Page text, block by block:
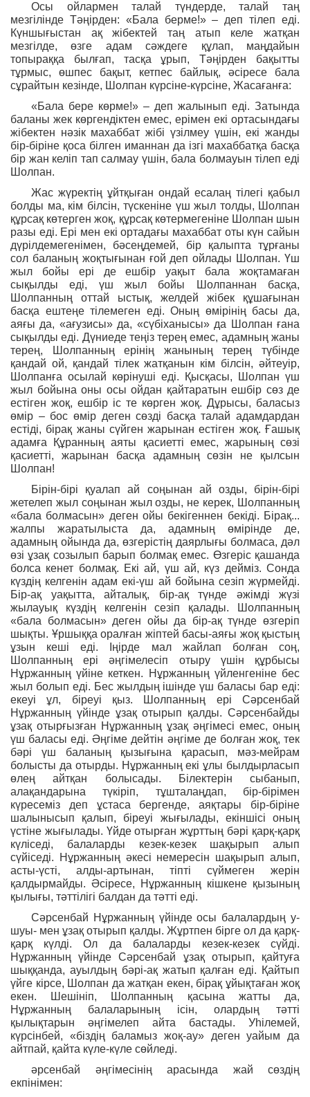
Осы ойлармен талай түндерде, талай таң
мезгілінде Тәңірден: «Бала берме!» – деп тілеп еді.
Күншығыстан ақ жібектей таң атып келе жатқан
мезгілде, өзге адам сәждеге құлап, маңдайын
топыраққа былғап, тасқа ұрып, Тәңірден бақытты
тұрмыс, өшпес бақыт, кетпес байлық, әсіресе бала
сұрайтын кезінде, Шолпан күрсіне-күрсіне, Жасағанға:
«Бала бере көрме!» – деп жалынып еді. Затында
баланы жек көргендіктен емес, ерімен екі ортасындағы
жібектен нәзік махаббат жібі үзілмеу үшін, екі жанды
бір-біріне қоса білген иманнан да ізгі махаббатқа басқа
бір жан келіп тап салмау үшін, бала болмауын тілеп еді
Шолпан.
Жас жүректің ұйтқыған ондай есалаң тілегі қабыл
болды ма, кім білсін, түскеніне үш жыл толды, Шолпан
құрсақ көтерген жоқ, құрсақ көтермегеніне Шолпан шын
разы еді. Ері мен екі ортадағы махаббат оты күн сайын
дүрілдемегенімен, бәсеңдемей, бір қалыпта тұрғаны
сол баланың жоқтығынан ғой деп ойлады Шолпан. Үш
жыл бойы ері де ешбір уақыт бала жоқтамаған
сықылды еді, үш жыл бойы Шолпаннан басқа,
Шолпанның оттай ыстық, желдей жібек құшағынан
басқа ештеңе тілемеген еді. Оның өмірінің басы да,
аяғы да, «ағузисы» да, «сүбіханысы» да Шолпан ғана
сықылды еді. Дүниеде теңіз терең емес, адамның жаны
терең, Шолпанның ерінің жанының терең түбінде
қандай ой, қандай тілек жатқанын кім білсін, әйтеуір,
Шолпанға осылай көрінуші еді. Қысқасы, Шолпан үш
жыл бойына оны осы ойдан қайтаратын ешбір сөз де
естіген жоқ, ешбір іс те көрген жоқ. Дұрысы, баласыз
өмір – бос өмір деген сөзді басқа талай адамдардан
естіді, бірақ жаны сүйген жарынан естіген жоқ. Ғашық
адамға Құранның аяты қасиетті емес, жарының сөзі
қасиетті, жарынан басқа адамның сөзін не қылсын
Шолпан!
Бірін-бірі қуалап ай соңынан ай озды, бірін-бірі
жетелеп жыл соңынан жыл озды, не керек, Шолпанның
«бала болмасын» деген ойы бекігеннен бекіді. Бірақ...
жалпы жаратылыста да, адамның өмірінде де,
адамның ойында да, өзгерістің даярлығы болмаса, дәл
өзі ұзақ созылып барып болмақ емес. Өзгеріс қашанда
болса кенет болмақ. Екі ай, үш ай, күз дейміз. Сонда
күздің келгенін адам екі-үш ай бойына сезіп жүрмейді.
Бір-ақ уақытта, айталық, бір-ақ түнде әжімді жүзі
жылауық күздің келгенін сезіп қалады. Шолпанның
«бала болмасын» деген ойы да бір-ақ түнде өзгеріп
шықты. Ұршыққа оралған жіптей басы-аяғы жоқ қыстың
ұзын кеші еді. Іңірде мал жайлап болған соң,
Шолпанның ері әңгімелесіп отыру үшін құрбысы
Нұржанның үйіне кеткен. Нұржанның үйленгеніне бес
жыл болып еді. Бес жылдың ішінде үш баласы бар еді:
екеуі ұл, біреуі қыз. Шолпанның ері Сәрсенбай
Нұржанның үйінде ұзақ отырып қалды. Сәрсенбайды
ұзақ отырғызған Нұржанның ұзақ әңгімесі емес, оның
үш баласы еді. Әңгіме дейтін әңгіме де болған жоқ, тек
бәрі үш баланың қызығына қарасып, мәз-мейрам
болысты да отырды. Нұржанның екі ұлы былдырласып
өлең айтқан болысады. Білектерін сыбанып,
алақандарына түкіріп, тұшталаңдап, бір-бірімен
күресеміз деп ұстаса бергенде, аяқтары бір-біріне
шалынысып қалып, біреуі жығылады, екіншісі оның
үстіне жығылады. Үйде отырған жұрттың бәрі қарқ-қарқ
күліседі, балаларды кезек-кезек шақырып алып
сүйіседі. Нұржанның әкесі немересін шақырып алып,
асты-үсті, алды-артынан, тіпті сүймеген жерін
қалдырмайды. Әсіресе, Нұржанның кішкене қызының
қылығы, тәттілігі балдан да тәтті еді.
Сәрсенбай Нұржанның үйінде осы балалардың у-
шуы- мен ұзақ отырып қалды. Жұртпен бірге ол да қарқ-
қарқ күлді. Ол да балаларды кезек-кезек сүйді.
Нұржанның үйінде Сәрсенбай ұзақ отырып, қайтуға
шыққанда, ауылдың бәрі-ақ жатып қалған еді. Қайтып
үйге кірсе, Шолпан да жатқан екен, бірақ ұйықтаған жоқ
екен. Шешініп, Шолпанның қасына жатты да,
Нұржанның балаларының ісін, олардың тәтті
қылықтарын әңгімелеп айта бастады. Уһілемей,
күрсінбей, «біздің баламыз жоқ-ау» деген уайым да
айтпай, қайта күле-күле сөйледі.
әрсенбай әңгімесінің арасында жай сөздің
екпінімен: